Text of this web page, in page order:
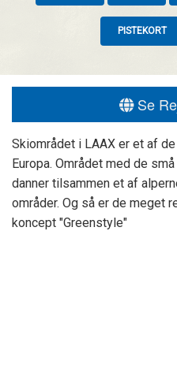
PISTEKORT
Se
Skiområdet i LAAX er et af
Europa. Området med de
danner tilsammen et af
områder. Og så er de meget
koncept "Greenstyle"